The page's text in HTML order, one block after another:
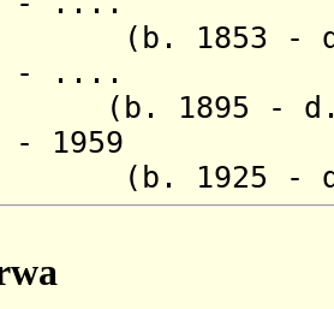
1853 -
- ....
1895 -
- 1959
1925 -